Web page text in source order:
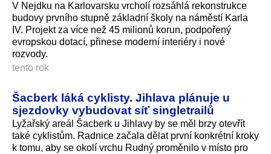
V Nejdku na Karlovarsku vrcholí rozsáhlá rekonstrukce
budovy prvního stupně základní školy na náměstí Karla
IV. Projekt za více než 45 milionů korun, podpořený
evropskou dotací, přinese moderní interiéry i nové
rozvody.
tento rok
Šacberk láká cyklisty. Jihlava plánuje u
sjezdovky vybudovat síť singletrailů
Lyžařský areál Šacberk u Jihlavy by se měl brzy otevřít
také cyklistům. Radnice začala dělat první konkrétní kroky
k tomu, aby se okolí vrchu Rudný proměnilo v místo pro